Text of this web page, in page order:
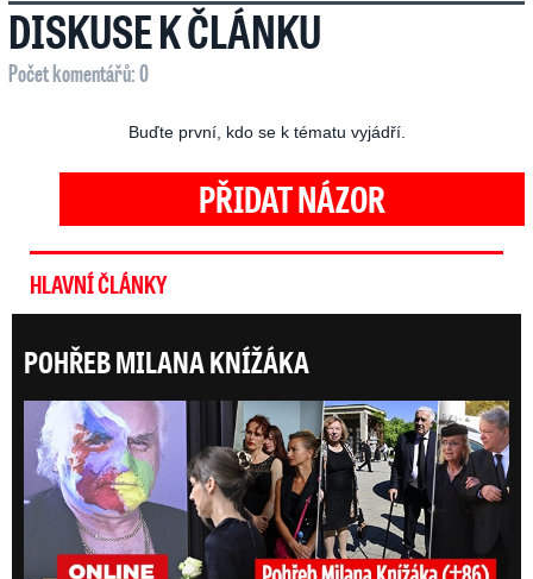
DISKUSE K ČLÁNKU
Počet komentářů: 0
Buďte první, kdo se k tématu vyjádří.
PŘIDAT NÁZOR
HLAVNÍ ČLÁNKY
POHŘEB MILANA KNÍŽÁKA